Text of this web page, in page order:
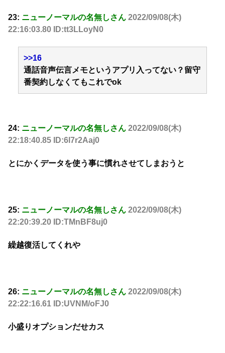
23: ニューノーマルの名無しさん 2022/09/08(木)
22:16:03.80 ID:tt3LLoyN0
>>16
通話音声伝言メモというアプリ入ってない？留守
番契約しなくてもこれでok
24: ニューノーマルの名無しさん 2022/09/08(木)
22:18:40.85 ID:6l7r2Aaj0
とにかくデータを使う事に慣れさせてしまおうと
25: ニューノーマルの名無しさん 2022/09/08(木)
22:20:39.20 ID:TMnBF8uj0
繰越復活してくれや
26: ニューノーマルの名無しさん 2022/09/08(木)
22:22:16.61 ID:UVNM/oFJ0
小盛りオプションだせカス